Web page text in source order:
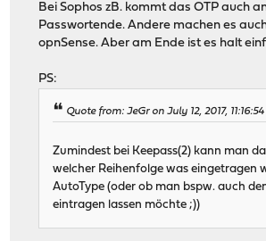
Bei Sophos zB. kommt das OTP auch
Passwortende. Andere machen es
opnSense. Aber am Ende ist es halt
PS:
Quote from: JeGr on July 12, 2017,
Zumindest bei Keepass(2) kann man
welcher Reihenfolge was eingetragen
AutoType (oder ob man bspw. auch
eintragen lassen möchte ;))